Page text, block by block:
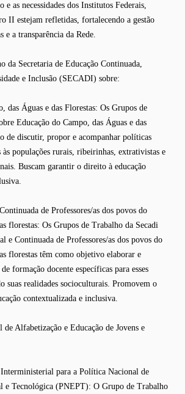
e as necessidades dos Institutos Federais,
II estejam refletidas, fortalecendo a gestão
e a transparência da Rede.
da Secretaria de Educação Continuada,
e Inclusão (SECADI) sobre:
das Águas e das Florestas: Os Grupos de
Educação do Campo, das Águas e das
de discutir, propor e acompanhar políticas
às populações rurais, ribeirinhas, extrativistas e
Buscam garantir o direito à educação
de Professores/as dos povos do
florestas: Os Grupos de Trabalho da Secadi
e Continuada de Professores/as dos povos do
florestas têm como objetivo elaborar e
formação docente específicas para esses
suas realidades socioculturais. Promovem o
contextualizada e inclusiva.
de Alfabetização e Educação de Jovens e
para a Política Nacional de
e Tecnológica (PNEPT): O Grupo de Trabalho